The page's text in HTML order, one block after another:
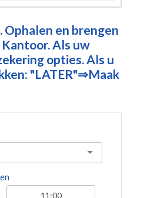
en brengen
Als uw
opties. Als u
"LATER"⇒Maak